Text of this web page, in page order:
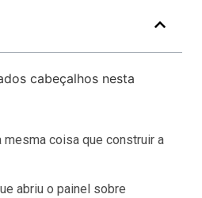
cabeçalhos nesta
mesma coisa que construir a
abriu o painel sobre